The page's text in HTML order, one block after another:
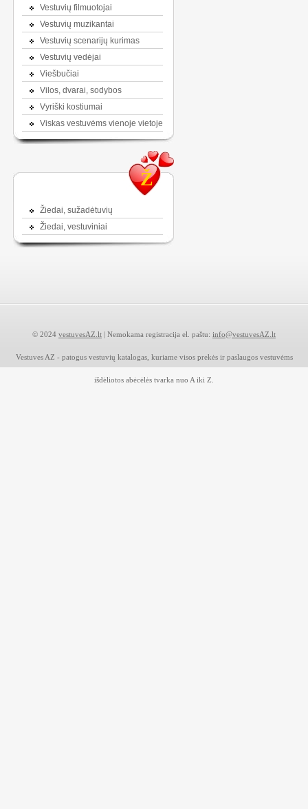
Vestuvių filmuotojai
Vestuvių muzikantai
Vestuvių scenarijų kurimas
Vestuvių vedėjai
Viešbučiai
Vilos, dvarai, sodybos
Vyriški kostiumai
Viskas vestuvėms vienoje vietoje
Ž
Žiedai, sužadėtuvių
Žiedai, vestuviniai
© 2024 vestuvesAZ.lt | Nemokama registracija el. paštu: info@vestuvesAZ.lt
Vestuves AZ - patogus vestuvių katalogas, kuriame visos prekės ir paslaugos vestuvėms
išdėliotos abėcėlės tvarka nuo A iki Z.